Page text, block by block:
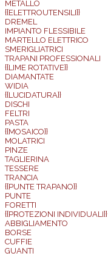
METALLO
{{ELETTROUTENSILI}}
DREMEL
IMPIANTO FLESSIBILE
MARTELLO ELETTRICO
SMERIGLIATRICI
TRAPANI PROFESSIONALI
{{LIME ROTATIVE}}
DIAMANTATE
WIDIA
{{LUCIDATURA}}
DISCHI
FELTRI
PASTA
{{MOSAICO}}
MOLATRICI
PINZE
TAGLIERINA
TESSERE
TRANCIA
{{PUNTE TRAPANO}}
PUNTE
FORETTI
{{PROTEZIONI INDIVIDUALI}}
ABBIGLIAMENTO
BORSE
CUFFIE
GUANTI